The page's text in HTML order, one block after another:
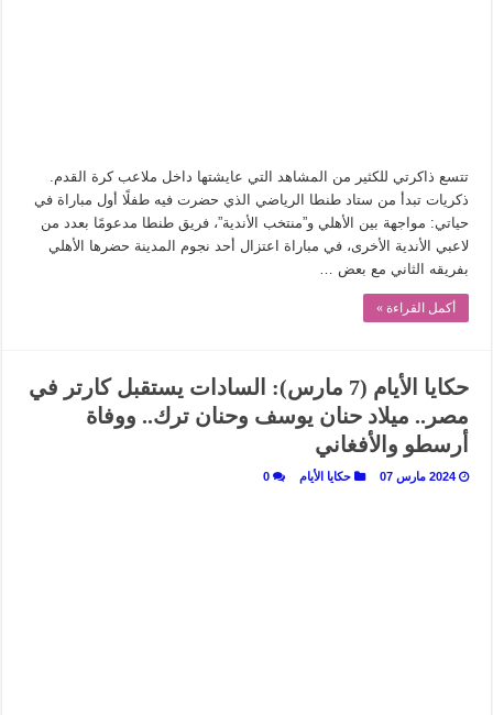
عوالم منصورة عز الدين.. حين يصبح الزمن بطل الرواية
الطعام في الحضارة الإسلامية.. تاريخ يُقرأ بالنكهات
يوم شاهدت زينات صدقي على المسرح وسرحت!
تتسع ذاكرتي للكثير من المشاهد التي عايشتها داخل ملاعب كرة القدم.
ذكريات تبدأ من ستاد طنطا الرياضي الذي حضرت فيه طفلًا أول مباراة في
حياتي: مواجهة بين الأهلي و”منتخب الأندية”، فريق طنطا مدعومًا بعدد من
لاعبي الأندية الأخرى، في مباراة اعتزال أحد نجوم المدينة حضرها الأهلي
بفريقه الثاني مع بعض …
أكمل القراءة »
حكايا الأيام (7 مارس): السادات يستقبل كارتر في
مصر.. ميلاد حنان يوسف وحنان ترك.. ووفاة
أرسطو والأفغاني
2024 مارس 07 حكايا الأيام 0